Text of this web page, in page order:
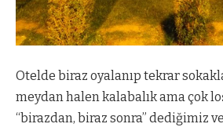
Otelde biraz oyalanıp tekrar
meydan halen kalabalık ama çok
“birazdan, biraz sonra” dediğimiz